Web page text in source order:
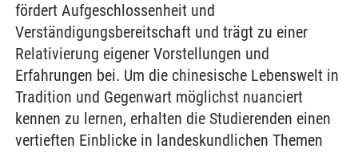
fördert Aufgeschlossenheit und
Verständigungsbereitschaft und trägt zu einer
Relativierung eigener Vorstellungen und
Erfahrungen bei. Um die chinesische Lebenswelt in
Tradition und Gegenwart möglichst nuanciert
kennen zu lernen, erhalten die Studierenden einen
vertieften Einblicke in landeskundlichen Themen